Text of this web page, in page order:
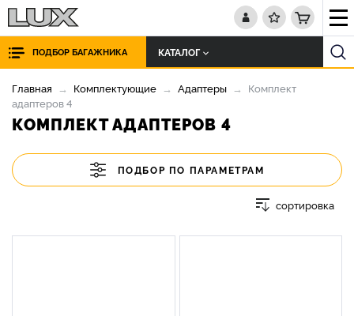
ПОДБОР БАГАЖНИКА КАТАЛОГ
Главная Комплектующие Адаптеры
Комплект
адаптеров 4
КОМПЛЕКТ АДАПТЕРОВ 4
ПОДБОР ПО ПАРАМЕТРАМ
сортировка